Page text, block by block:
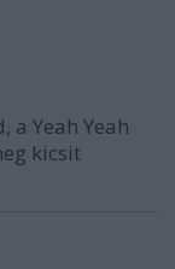
Yeah Yeah
kicsit